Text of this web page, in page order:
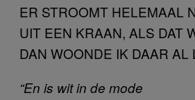
ER STROOMT HELEMAAL
UIT EEN KRAAN, ALS DAT
DAN WOONDE IK DAAR AL
“En is wit in de mode